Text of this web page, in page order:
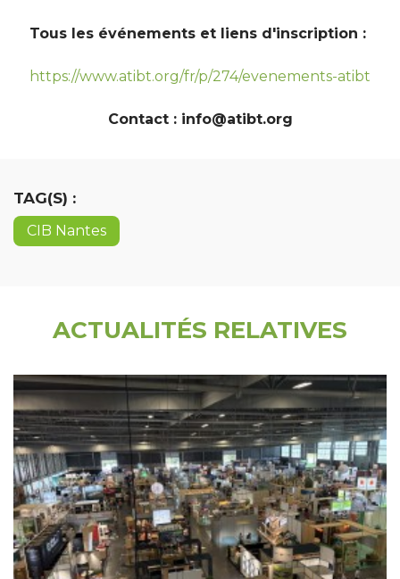
Tous les événements et liens d'inscription :
https://www.atibt.org/fr/p/274/evenements-atibt
Contact : info@atibt.org
TAG(S) :
CIB Nantes
ACTUALITÉS RELATIVES